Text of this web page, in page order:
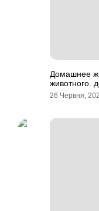
Домашнее
животного.
26 Червня,